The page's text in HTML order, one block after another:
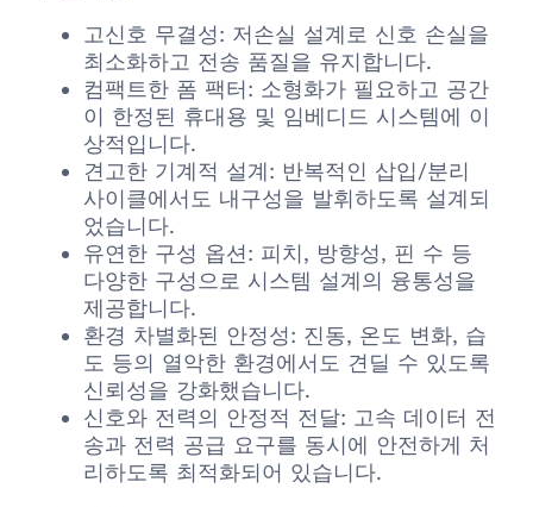
고신호 무결성: 저손실 설계로 신호 손실을
최소화하고 전송 품질을 유지합니다.
컴팩트한 폼 팩터: 소형화가 필요하고 공간
이 한정된 휴대용 및 임베디드 시스템에 이
상적입니다.
견고한 기계적 설계: 반복적인 삽입/분리
사이클에서도 내구성을 발휘하도록 설계되
었습니다.
유연한 구성 옵션: 피치, 방향성, 핀 수 등
다양한 구성으로 시스템 설계의 융통성을
제공합니다.
환경 차별화된 안정성: 진동, 온도 변화, 습
도 등의 열악한 환경에서도 견딜 수 있도록
신뢰성을 강화했습니다.
신호와 전력의 안정적 전달: 고속 데이터 전
송과 전력 공급 요구를 동시에 안전하게 처
리하도록 최적화되어 있습니다.